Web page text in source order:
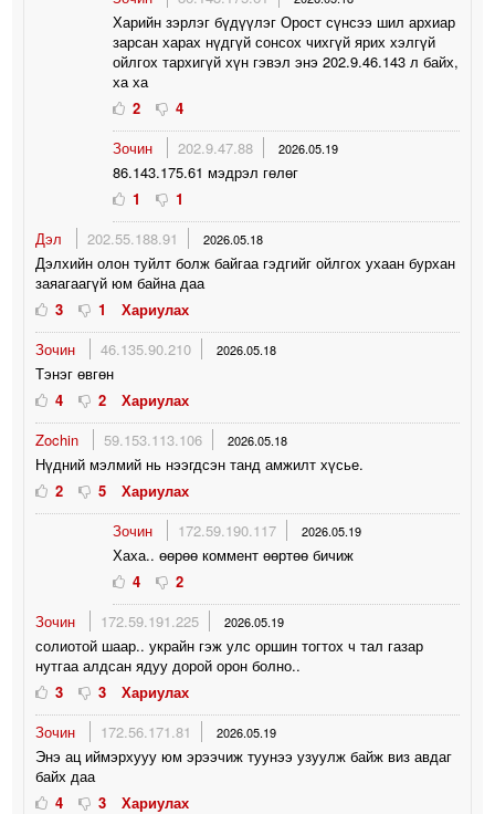
Харийн зэрлэг бүдүүлэг Орост сүнсээ шил архиар
зарсан харах нүдгүй сонсох чихгүй ярих хэлгүй
ойлгох тархигүй хүн гэвэл энэ 202.9.46.143 л байх,
ха ха
2
4
Зочин
202.9.47.88 2026.05.19
86.143.175.61 мэдрэл гөлөг
1
1
Дэл
202.55.188.91 2026.05.18
Дэлхийн олон туйлт болж байгаа гэдгийг ойлгох ухаан бурхан
заяагаагүй юм байна даа
3
1
Хариулах
Зочин
46.135.90.210 2026.05.18
Тэнэг өвгөн
4
2
Хариулах
Zochin
59.153.113.106 2026.05.18
Нүдний мэлмий нь нээгдсэн танд амжилт хүсье.
2
5
Хариулах
Зочин
172.59.190.117 2026.05.19
Хаха.. өөрөө коммент өөртөө бичиж
4
2
Зочин
172.59.191.225 2026.05.19
солиотой шаар.. украйн гэж улс оршин тогтох ч тал газар
нутгаа алдсан ядуу дорой орон болно..
3
3
Хариулах
Зочин
172.56.171.81 2026.05.19
Энэ ац иймэрхууу юм эрээчиж туунээ узуулж байж виз авдаг
байх даа
4
3
Хариулах